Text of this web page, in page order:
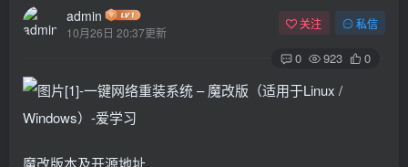
admin
10月26日 20:37更新
关注 私信
0 923 0
魔改版本及开源地址